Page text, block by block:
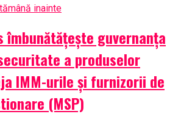
inainte
îmbunătățește guvernanța
a produselor
IMM-urile și furnizorii de
(MSP)